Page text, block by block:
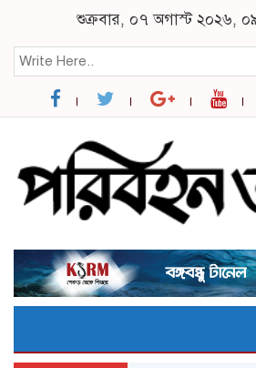
শুক্রবার, ০৭ অগাস্ট ২০২৬,